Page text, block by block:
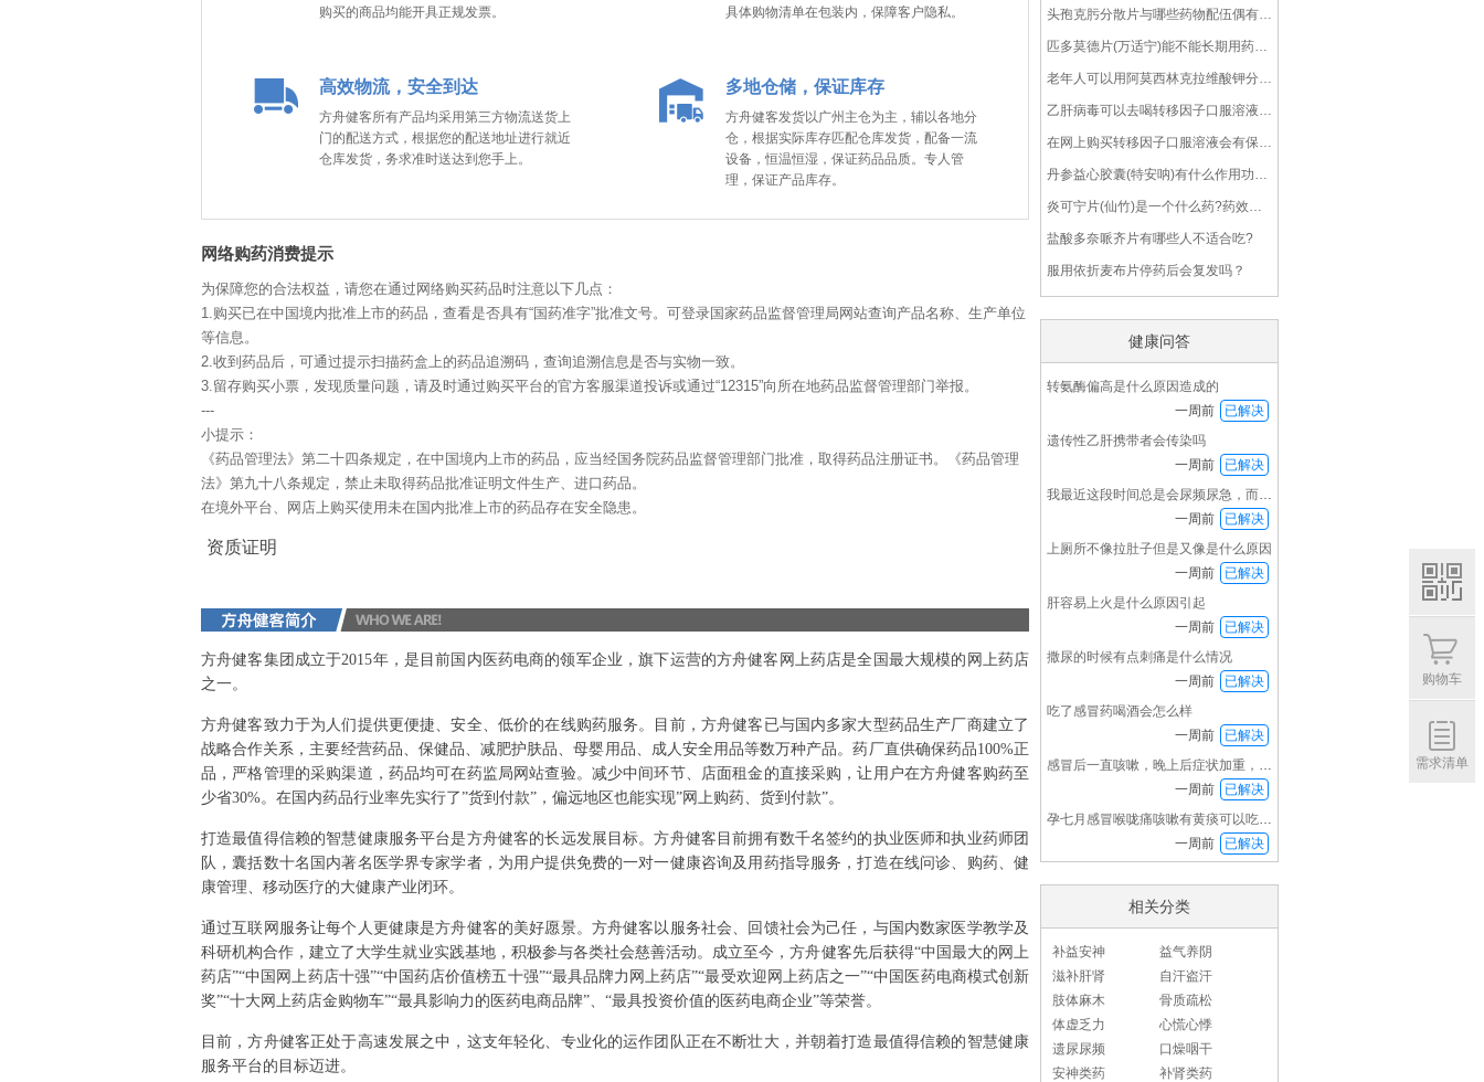
购买的商品均能开具正规发票。
具体购物清单在包装内，保障客户隐私。
高效物流，安全到达
方舟健客所有产品均采用第三方物流送货上
门的配送方式，根据您的配送地址进行就近
仓库发货，务求准时送达到您手上。
多地仓储，保证库存
方舟健客发货以广州主仓为主，辅以各地分
仓，根据实际库存匹配仓库发货，配备一流
设备，恒温恒湿，保证药品品质。专人管
理，保证产品库存。
网络购药消费提示
为保障您的合法权益，请您在通过网络购买药品时注意以下几点：
1.购买已在中国境内批准上市的药品，查看是否具有“国药准字”批准文号。可登录国家药品监督管理局网站查询产品名称、生产单位
等信息。
2.收到药品后，可通过提示扫描药盒上的药品追溯码，查询追溯信息是否与实物一致。
3.留存购买小票，发现质量问题，请及时通过购买平台的官方客服渠道投诉或通过“12315”向所在地药品监督管理部门举报。
---
小提示：
《药品管理法》第二十四条规定，在中国境内上市的药品，应当经国务院药品监督管理部门批准，取得药品注册证书。《药品管理
法》第九十八条规定，禁止未取得药品批准证明文件生产、进口药品。
在境外平台、网店上购买使用未在国内批准上市的药品存在安全隐患。
资质证明
方舟健客集团成立于2015年，是目前国内医药电商的领军企业，旗下运营的方舟健客网上药店是全国最大规模的网上药店
之一。
方舟健客致力于为人们提供更便捷、安全、低价的在线购药服务。目前，方舟健客已与国内多家大型药品生产厂商建立了
战略合作关系，主要经营药品、保健品、减肥护肤品、母婴用品、成人安全用品等数万种产品。药厂直供确保药品100%正
品，严格管理的采购渠道，药品均可在药监局网站查验。减少中间环节、店面租金的直接采购，让用户在方舟健客购药至
少省30%。在国内药品行业率先实行了”货到付款”，偏远地区也能实现”网上购药、货到付款”。
打造最值得信赖的智慧健康服务平台是方舟健客的长远发展目标。方舟健客目前拥有数千名签约的执业医师和执业药师团
队，囊括数十名国内著名医学界专家学者，为用户提供免费的一对一健康咨询及用药指导服务，打造在线问诊、购药、健
康管理、移动医疗的大健康产业闭环。
通过互联网服务让每个人更健康是方舟健客的美好愿景。方舟健客以服务社会、回馈社会为己任，与国内数家医学教学及
科研机构合作，建立了大学生就业实践基地，积极参与各类社会慈善活动。成立至今，方舟健客先后获得“中国最大的网上
药店”“中国网上药店十强”“中国药店价值榜五十强”“最具品牌力网上药店”“最受欢迎网上药店之一”“中国医药电商模式创新
奖”“十大网上药店金购物车”“最具影响力的医药电商品牌”、“最具投资价值的医药电商企业”等荣誉。
目前，方舟健客正处于高速发展之中，这支年轻化、专业化的运作团队正在不断壮大，并朝着打造最值得信赖的智慧健康
服务平台的目标迈进。
头孢克肟分散片与哪些药物配伍偶有禁忌呢？
匹多莫德片(万适宁)能不能长期用药呢?
老年人可以用阿莫西林克拉维酸钾分散片(2∶1)吗？
乙肝病毒可以去喝转移因子口服溶液吗？
在网上购买转移因子口服溶液会有保障吗？
丹参益心胶囊(特安呐)有什么作用功效？
炎可宁片(仙竹)是一个什么药?药效怎么样?
盐酸多奈哌齐片有哪些人不适合吃?
服用依折麦布片停药后会复发吗？
健康问答
转氨酶偏高是什么原因造成的
一周前
已解决
遗传性乙肝携带者会传染吗
一周前
已解决
我最近这段时间总是会尿频尿急，而且下半身发冷
一周前
已解决
上厕所不像拉肚子但是又像是什么原因
一周前
已解决
肝容易上火是什么原因引起
一周前
已解决
撒尿的时候有点刺痛是什么情况
一周前
已解决
吃了感冒药喝酒会怎么样
一周前
已解决
感冒后一直咳嗽，晚上后症状加重，喉咙特别痛也
一周前
已解决
孕七月感冒喉咙痛咳嗽有黄痰可以吃感冒药吗？
一周前
已解决
相关分类
补益安神
益气养阴
滋补肝肾
自汗盗汗
肢体麻木
骨质疏松
体虚乏力
心慌心悸
遗尿尿频
口燥咽干
安神类药
补肾类药
扫码
福利
购物车
需求清单